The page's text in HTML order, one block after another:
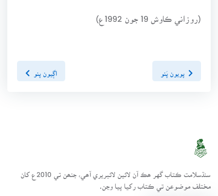
(روزاني ڪاوش 19 جون 1992ع)
پويون پَنو اڳيون پنو
سنڌسلامت ڪتاب گهر ھڪ آن لائين لائبريري آھي، جنھن تي 2010ع کان
مختلف موضوعن تي ڪتاب رکيا پيا وڃن.